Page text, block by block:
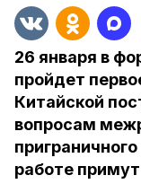
26 января в
пройдет
Китайской
вопросам
работе